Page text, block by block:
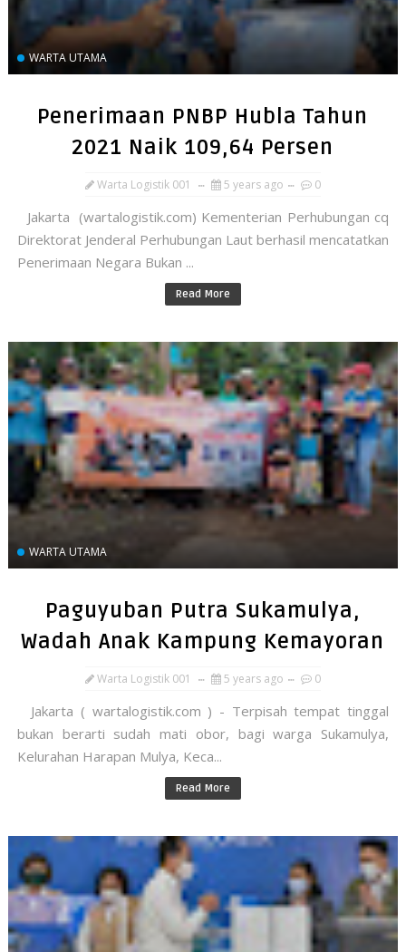
WARTA UTAMA
Penerimaan PNBP Hubla Tahun
2021 Naik 109,64 Persen
Warta Logistik 001 5 years ago 0
Jakarta (wartalogistik.com) Kementerian Perhubungan cq
Direktorat Jenderal Perhubungan Laut berhasil mencatatkan
Penerimaan Negara Bukan ...
Read More
WARTA UTAMA
Paguyuban Putra Sukamulya,
Wadah Anak Kampung Kemayoran
Warta Logistik 001 5 years ago 0
Jakarta ( wartalogistik.com ) - Terpisah tempat tinggal
bukan berarti sudah mati obor, bagi warga Sukamulya,
Kelurahan Harapan Mulya, Keca...
Read More